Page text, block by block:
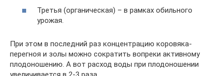
Третья (органическая) – в рамках обильного
урожая.
При этом в последний раз концентрацию коровяка-
перегноя и золы можно сократить вопреки активному
плодоношению. А вот расход воды при плодоношении